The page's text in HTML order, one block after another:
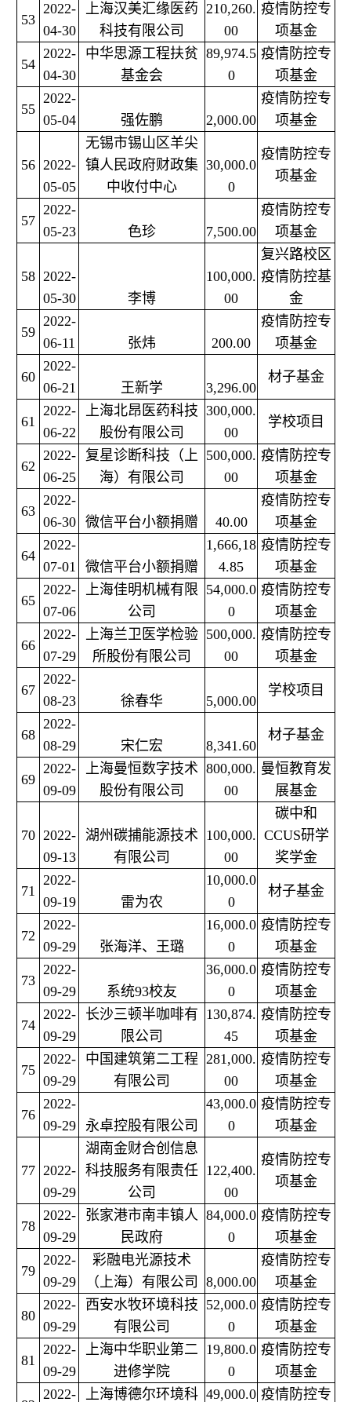
53
2022-
04-30
上海汉美汇缘医药
科技有限公司
210,260.
00
疫情防控专
项基金
54
2022-
04-30
中华思源工程扶贫
基金会
89,974.5
0
疫情防控专
项基金
55
2022-
05-04
强佐鹏 2,000.00
疫情防控专
项基金
56 2022-
05-05
无锡市锡山区羊尖
镇人民政府财政集
中收付中心
30,000.0
0
疫情防控专
项基金
57
2022-
05-23
色珍 7,500.00
疫情防控专
项基金
58 2022-
05-30
李博
100,000.
00
复兴路校区
疫情防控基
金
59
2022-
06-11
张炜 200.00
疫情防控专
项基金
60
2022-
06-21
王新学 3,296.00
材子基金
61
2022-
06-22
上海北昂医药科技
股份有限公司
300,000.
00
学校项目
62
2022-
06-25
复星诊断科技（上
海）有限公司
500,000.
00
疫情防控专
项基金
63
2022-
06-30
微信平台小额捐赠 40.00
疫情防控专
项基金
64
2022-
07-01
微信平台小额捐赠
1,666,18
4.85
疫情防控专
项基金
65
2022-
07-06
上海佳明机械有限
公司
54,000.0
0
疫情防控专
项基金
66
2022-
07-29
上海兰卫医学检验
所股份有限公司
500,000.
00
疫情防控专
项基金
67
2022-
08-23
徐春华 5,000.00
学校项目
68
2022-
08-29
宋仁宏 8,341.60
材子基金
69
2022-
09-09
上海曼恒数字技术
股份有限公司
800,000.
00
曼恒教育发
展基金
70 2022-
09-13
湖州碳捕能源技术
有限公司
100,000.
00
碳中和
CCUS研学
奖学金
71
2022-
09-19
雷为农
10,000.0
0
材子基金
72
2022-
09-29
张海洋、王璐
16,000.0
0
疫情防控专
项基金
73
2022-
09-29
系统93校友
36,000.0
0
疫情防控专
项基金
74
2022-
09-29
长沙三顿半咖啡有
限公司
130,874.
45
疫情防控专
项基金
75
2022-
09-29
中国建筑第二工程
有限公司
281,000.
00
疫情防控专
项基金
76
2022-
09-29
永卓控股有限公司
43,000.0
0
疫情防控专
项基金
77 2022-
09-29
湖南金财合创信息
科技服务有限责任
公司
122,400.
00
疫情防控专
项基金
78
2022-
09-29
张家港市南丰镇人
民政府
84,000.0
0
疫情防控专
项基金
79
2022-
09-29
彩融电光源技术
（上海）有限公司
8,000.00
疫情防控专
项基金
80
2022-
09-29
西安水牧环境科技
有限公司
52,000.0
0
疫情防控专
项基金
81
2022-
09-29
上海中华职业第二
进修学院
19,800.0
0
疫情防控专
项基金
2022- 上海博德尔环境科 49,000.0 疫情防控专